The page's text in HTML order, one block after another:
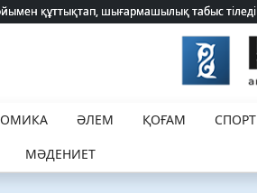
құттықтап, шығармашылық табыс тіледі
құттықтап, шығармашылық табыс тіледі
ӘЛЕМ ҚОҒАМ СПОРТ
МӘДЕНИЕТ